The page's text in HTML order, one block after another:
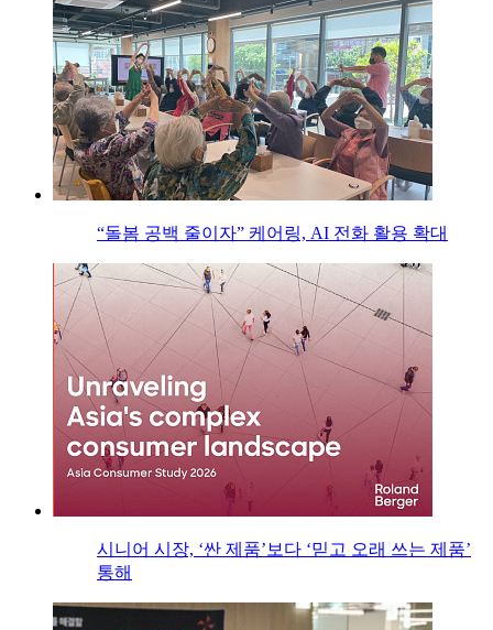
“돌봄 공백 줄이자” 케어링, AI 전화 활용 확대
시니어 시장, ‘싼 제품’보다 ‘믿고 오래 쓰는 제품’
통해